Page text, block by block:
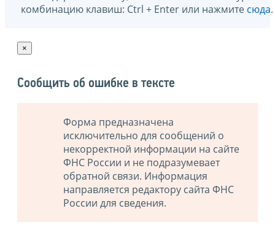
комбинацию клавиш: Ctrl + Enter или нажмите сюда.
×
Сообщить об ошибке в тексте
Форма предназначена
исключительно для сообщений о
некорректной информации на сайте
ФНС России и не подразумевает
обратной связи. Информация
направляется редактору сайта ФНС
России для сведения.